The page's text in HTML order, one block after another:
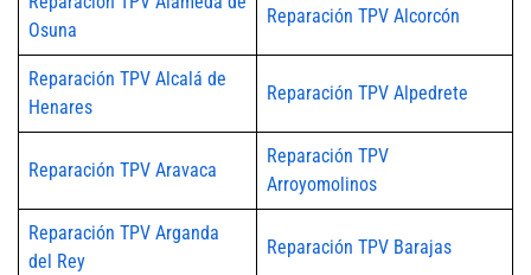
Osuna
Reparación TPV Alcorcón
Reparación TPV Alcalá de
Henares
Reparación TPV Alpedrete
Reparación TPV Aravaca
Reparación TPV
Arroyomolinos
Reparación TPV Arganda
del Rey
Reparación TPV Barajas